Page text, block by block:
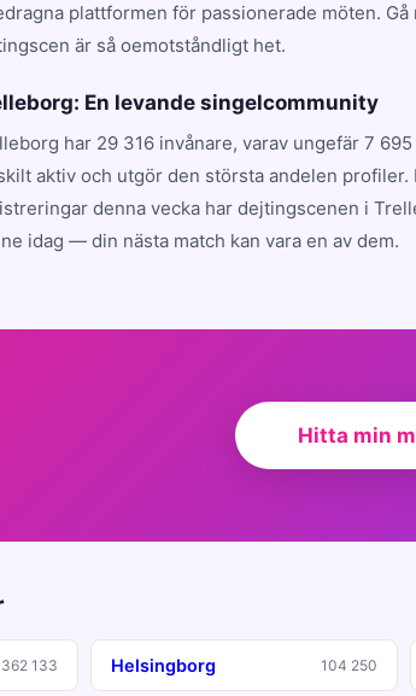
plattformen för passionerade möten.
är så oemotståndligt het.
En levande singelcommunity
har 29 316 invånare, varav ungefär 7
aktiv och utgör den största andelen
denna vecka har dejtingscenen i
idag — din nästa match kan vara en av dem.
Hitta min
362 133 Helsingborg 104 250